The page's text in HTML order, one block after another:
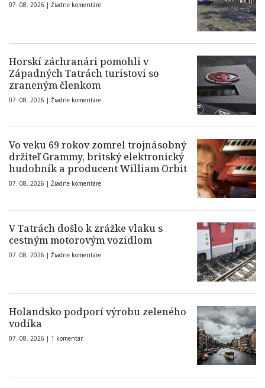
07. 08. 2026 | Žiadne komentáre
Horskí záchranári pomohli v
Západných Tatrách turistovi so
zraneným členkom
07. 08. 2026 | Žiadne komentáre
Vo veku 69 rokov zomrel trojnásobný
držiteľ Grammy, britský elektronický
hudobník a producent William Orbit
07. 08. 2026 | Žiadne komentáre
V Tatrách došlo k zrážke vlaku s
cestným motorovým vozidlom
07. 08. 2026 | Žiadne komentáre
Holandsko podporí výrobu zeleného
vodíka
07. 08. 2026 | 1 komentár